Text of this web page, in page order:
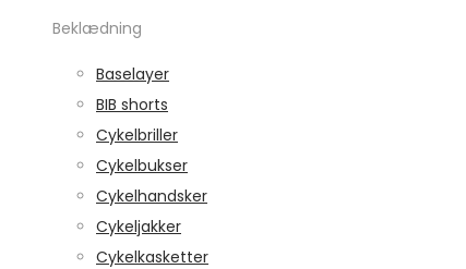
Beklædning
Baselayer
BIB shorts
Cykelbriller
Cykelbukser
Cykelhandsker
Cykeljakker
Cykelkasketter